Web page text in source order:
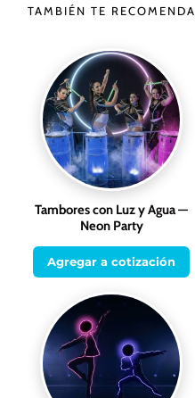
TAMBIÉN TE
Tambores con Luz y Agua —
Neon Party
Agregar a cotización